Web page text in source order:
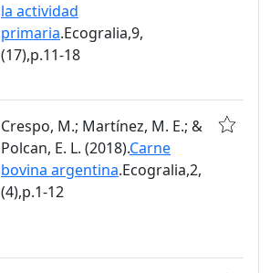
la actividad
primaria.Ecogralia,9,
(17),p.11-18
Crespo, M.; Martínez, M. E.; &
Polcan, E. L. (2018).Carne
bovina argentina.Ecogralia,2,
(4),p.1-12